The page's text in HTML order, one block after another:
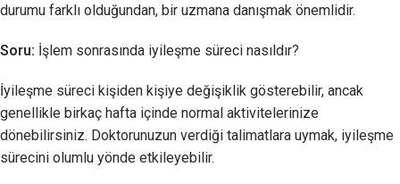
durumu farklı olduğundan, bir uzmana danışmak önemlidir.
Soru: İşlem sonrasında iyileşme süreci nasıldır?
İyileşme süreci kişiden kişiye değişiklik gösterebilir, ancak
genellikle birkaç hafta içinde normal aktivitelerinize
dönebilirsiniz. Doktorunuzun verdiği talimatlara uymak, iyileşme
sürecini olumlu yönde etkileyebilir.